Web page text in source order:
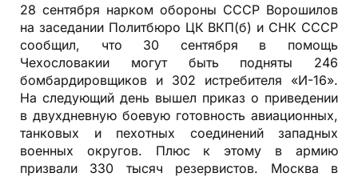
28 сентября нарком обороны СССР Ворошилов
на заседании Политбюро ЦК ВКП(б) и СНК СССР
сообщил, что 30 сентября в помощь
Чехословакии могут быть подняты 246
бомбардировщиков и 302 истребителя «И-16».
На следующий день вышел приказ о приведении
в двухдневную боевую готовность авиационных,
танковых и пехотных соединений западных
военных округов. Плюс к этому в армию
призвали 330 тысяч резервистов. Москва в